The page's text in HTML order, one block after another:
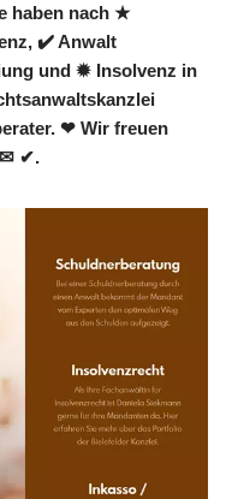
haben nach ★
✔️ Anwalt
und ✹ Insolvenz in
❤ Wir freuen
✉ ✔.